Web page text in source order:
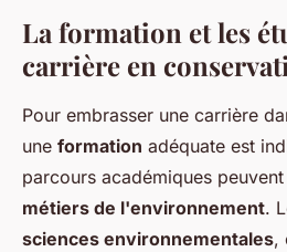
La formation et les
carrière en
Pour embrasser une carrière
une formation adéquate est
parcours académiques
métiers de l'environnement.
sciences environnementales,